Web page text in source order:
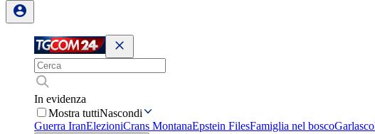
In evidenza
Mostra tuttiNascondi
Guerra IranElezioniCrans MontanaEpstein FilesFamiglia nel boscoGarlasco